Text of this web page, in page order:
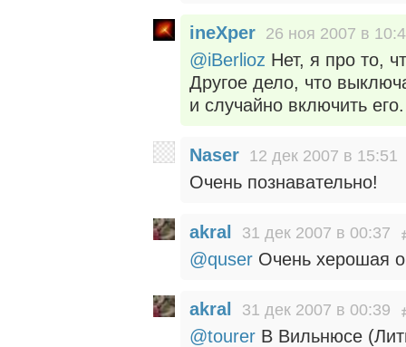
ineXper 26 ноя 2007 в
@iBerlioz Нет, я про то,
Другое дело, что
и случайно включить его.
Naser 12 дек 2007 в 15:51
Очень познавательно!
akral 31 дек 2007 в 00:37
@quser Очень херошая
akral 31 дек 2007 в 00:39
@tourer В Вильнюсе